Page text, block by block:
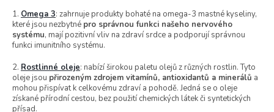
1. Omega 3: zahrnuje produkty bohaté na omega-3 mastné kyseliny,
které jsou nezbytné pro správnou funkci našeho nervového
systému, mají pozitivní vliv na zdraví srdce a podporují správnou
funkci imunitního systému.
2. Rostlinné oleje: nabízí širokou paletu olejů z různých rostlin. Tyto
oleje jsou přirozeným zdrojem vitamínů, antioxidantů a minerálů a
mohou přispívat k celkovému zdraví a pohodě. Jedná se o oleje
získané přírodní cestou, bez použití chemických látek či syntetických
přísad.